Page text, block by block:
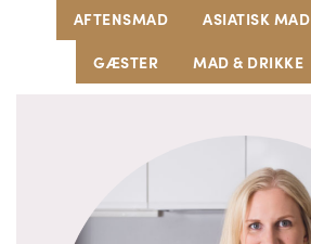
AFTENSMAD
ASIATISK MAD
GÆSTER
MAD & DRIKKE